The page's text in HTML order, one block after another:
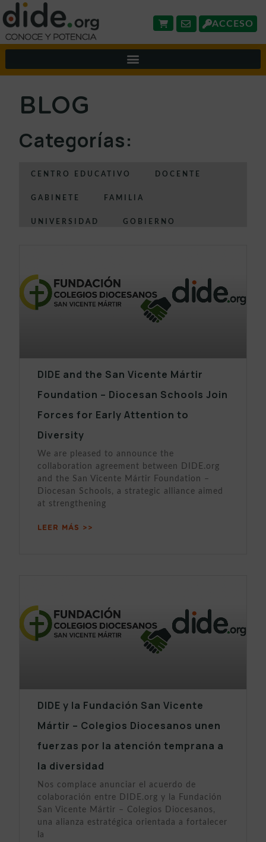
ACCESO
BLOG
Categorías:
CENTRO EDUCATIVO DOCENTE
GABINETE FAMILIA
UNIVERSIDAD GOBIERNO
DIDE and the San Vicente Mártir
Foundation – Diocesan Schools Join
Forces for Early Attention to
Diversity
We are pleased to announce the
collaboration agreement between DIDE.org
and the San Vicente Mártir Foundation –
Diocesan Schools, a strategic alliance aimed
at strengthening
LEER MÁS >>
DIDE y la Fundación San Vicente
Mártir – Colegios Diocesanos unen
fuerzas por la atención temprana a
la diversidad
Nos complace anunciar el acuerdo de
colaboración entre DIDE.org y la Fundación
San Vicente Mártir – Colegios Diocesanos,
una alianza estratégica orientada a fortalecer
la